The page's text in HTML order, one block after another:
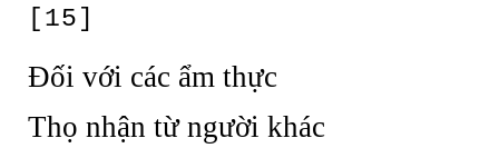
[15]
Đối với các ẩm thực
Thọ nhận từ người khác